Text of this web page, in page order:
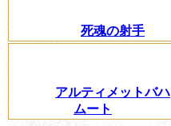
死魂の射手
アルティメットバハ
ムート